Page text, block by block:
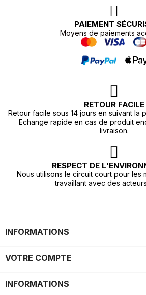
PAIEMENT
Moyens de paiements
RETOUR FACILE
Retour facile sous 14 jours en suivant la
Echange rapide en cas de produit
livraison.
RESPECT DE
Nous utilisons le circuit court pour les
travaillant avec des
INFORMATIONS
VOTRE COMPTE
INFORMATIONS